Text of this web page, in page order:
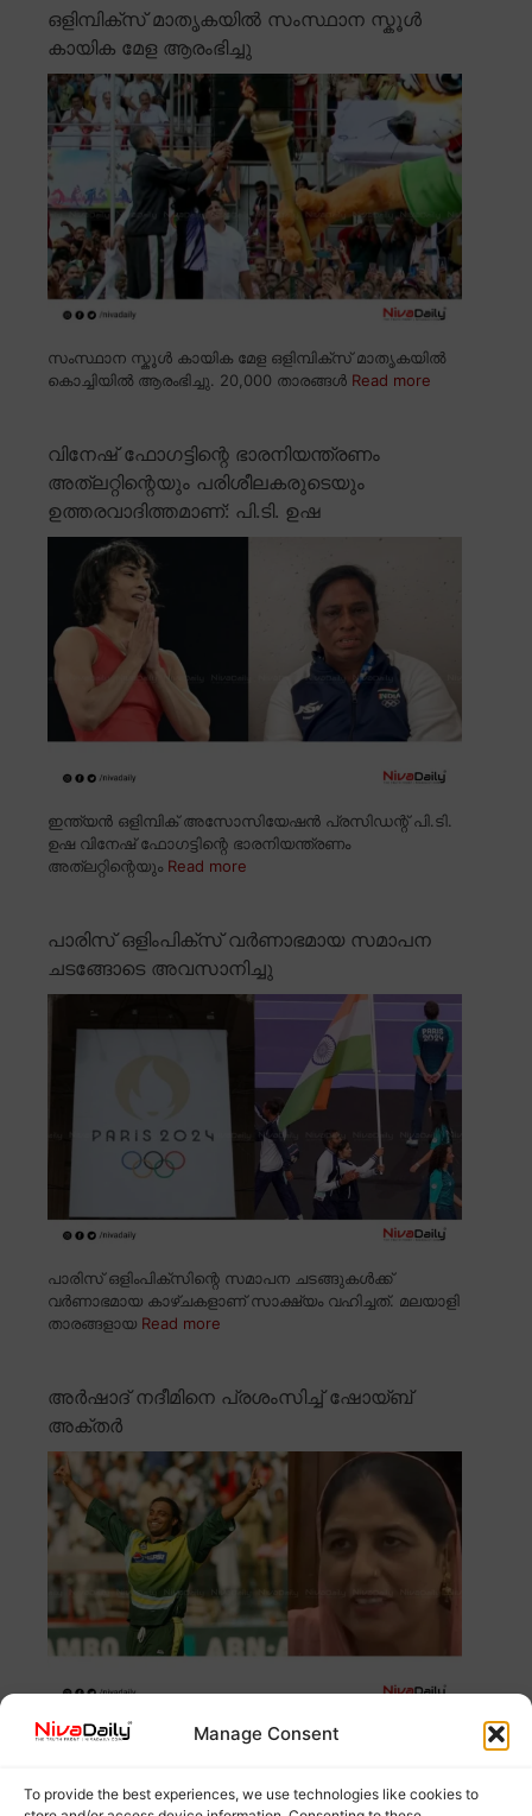
Manage Consent
To provide the best experiences, we use technologies like cookies to
ഒളിമ്പിക്സ് മാതൃകയിൽ സംസ്ഥാന സ്കൂൾ
കായിക മേള ആരംഭിച്ചു
സംസ്ഥാന സ്കൂൾ കായിക മേള ഒളിമ്പിക്സ് മാതൃകയിൽ
കൊച്ചിയിൽ ആരംഭിച്ചു. 20,000 താരങ്ങൾ Read more
വിനേഷ് ഫോഗട്ടിന്റെ ഭാരനിയന്ത്രണം
അത്ലറ്റിന്റെയും പരിശീലകരുടെയും
ഉത്തരവാദിത്തമാണ്: പി.ടി. ഉഷ
ഇന്ത്യൻ ഒളിമ്പിക് അസോസിയേഷൻ പ്രസിഡന്റ് പി.ടി.
ഉഷ വിനേഷ് ഫോഗട്ടിന്റെ ഭാരനിയന്ത്രണം
അത്ലറ്റിന്റെയും Read more
പാരിസ് ഒളിംപിക്സ് വർണാഭമായ സമാപന
ചടങ്ങോടെ അവസാനിച്ചു
പാരിസ് ഒളിംപിക്സിന്റെ സമാപന ചടങ്ങുകൾക്ക്
വർണാഭമായ കാഴ്ചകളാണ് സാക്ഷ്യം വഹിച്ചത്. മലയാളി
താരങ്ങളായ Read more
അർഷാദ് നദീമിനെ പ്രശംസിച്ച് ഷോയ്ബ്
അക്തർ
പാകിസ്ഥാൻ താരം അർഷാദ് നദീമിനെ പ്രശംസിച്ച്